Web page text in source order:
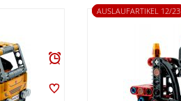
AUSLAUFARTIKEL 12/23